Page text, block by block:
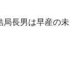
局長男は早産の未